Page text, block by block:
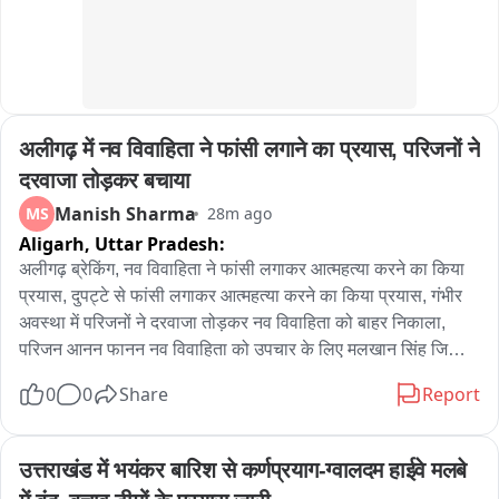
अलीगढ़ में नव विवाहिता ने फांसी लगाने का प्रयास, परिजनों ने
दरवाजा तोड़कर बचाया
MS Manish Sharma 28m ago
Aligarh, Uttar Pradesh:
अलीगढ़ ब्रेकिंग, नव विवाहिता ने फांसी लगाकर आत्महत्या करने का किया
प्रयास, दुपट्टे से फांसी लगाकर आत्महत्या करने का किया प्रयास, गंभीर
अवस्था में परिजनों ने दरवाजा तोड़कर नव विवाहिता को बाहर निकाला,
परिजन आनन फानन नव विवाहिता को उपचार के लिए मलखान सिंह जिला
कॉलेज के लिए किया रेफर, अलीगढ़ के थाना गांधी पार्क के इलाके के
0 0 Share Report
उत्तराखंड में भयंकर बारिश से कर्णप्रयाग-ग्वालदम हाईवे मलबे